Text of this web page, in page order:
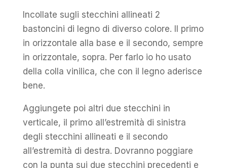
Incollate sugli stecchini allineati 2
bastoncini di legno di diverso colore. Il primo
in orizzontale alla base e il secondo, sempre
in orizzontale, sopra. Per farlo io ho usato
della colla vinilica, che con il legno aderisce
bene.
Aggiungete poi altri due stecchini in
verticale, il primo all’estremità di sinistra
degli stecchini allineati e il secondo
all’estremità di destra. Dovranno poggiare
con la punta sui due stecchini precedenti e